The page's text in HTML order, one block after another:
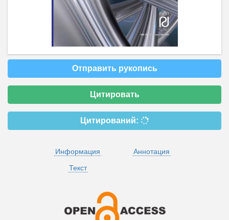
Отправить рукопись
Цитировать
Цитирований:
Информация
Аннотация
Текст